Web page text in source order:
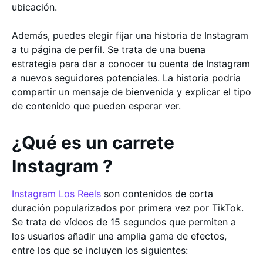
ubicación.
Además, puedes elegir fijar una historia de Instagram
a tu página de perfil. Se trata de una buena
estrategia para dar a conocer tu cuenta de Instagram
a nuevos seguidores potenciales. La historia podría
compartir un mensaje de bienvenida y explicar el tipo
de contenido que pueden esperar ver.
¿Qué es un carrete
Instagram ?
Instagram Los Reels son contenidos de corta
duración popularizados por primera vez por TikTok.
Se trata de vídeos de 15 segundos que permiten a
los usuarios añadir una amplia gama de efectos,
entre los que se incluyen los siguientes: